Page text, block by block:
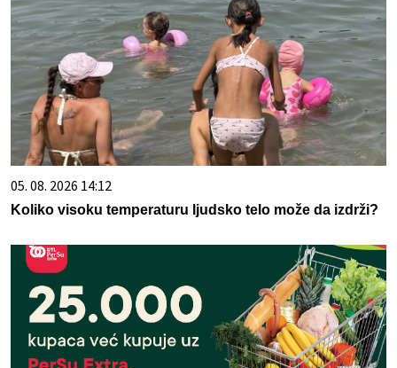
05. 08. 2026 14:12
Koliko visoku temperaturu ljudsko telo može da izdrži?